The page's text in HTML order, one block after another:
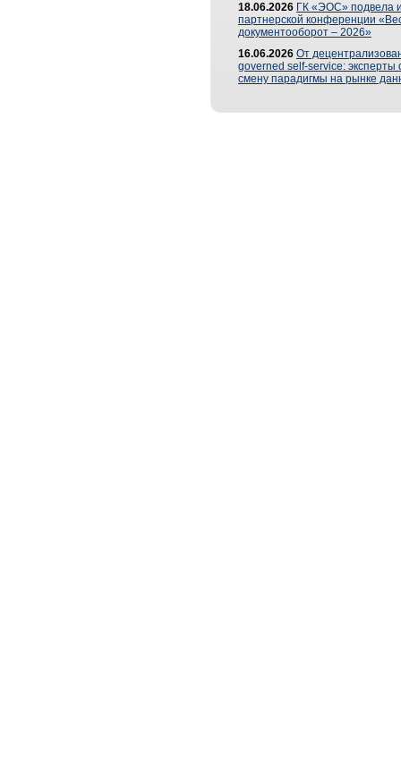
18.06.2026 ГК «ЭОС» подвела
партнерской конференции
документооборот – 2026»
16.06.2026 От
governed self-service: эксперты
смену парадигмы на рынке